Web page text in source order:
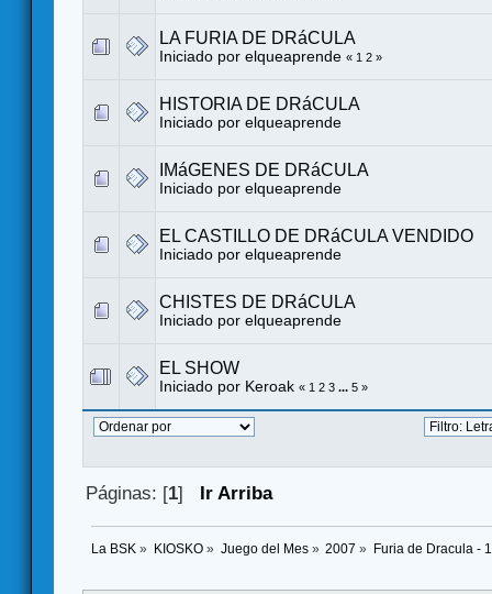
LA FURIA DE DRáCULA
Iniciado por elqueaprende « 1 2 »
HISTORIA DE DRáCULA
Iniciado por elqueaprende
IMáGENES DE DRáCULA
Iniciado por elqueaprende
EL CASTILLO DE DRáCULA VENDIDO
Iniciado por elqueaprende
CHISTES DE DRáCULA
Iniciado por elqueaprende
EL SHOW
Iniciado por Keroak « 1 2 3 ... 5 »
Páginas: [1] Ir Arriba
La BSK » KIOSKO» Juego del Mes» 2007 » Furia de Dracula -